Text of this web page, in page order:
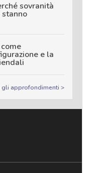
sovranità
e la
gli approfondimenti >